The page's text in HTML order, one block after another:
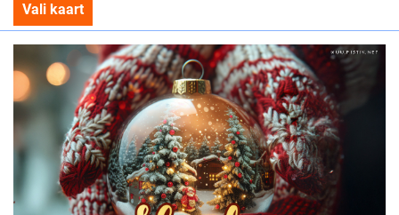
Vali kaart